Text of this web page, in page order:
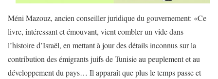
Méni Mazouz, ancien conseiller juridique du gouvernement: «Ce
livre, intéressant et émouvant, vient combler un vide dans
l’histoire d’Israël, en mettant à jour des détails inconnus sur la
contribution des émigrants juifs de Tunisie au peuplement et au
développement du pays… Il apparaît que plus le temps passe et